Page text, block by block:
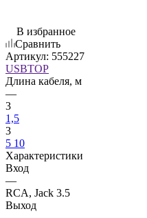
В избранное
Сравнить
Артикул: 555227
USBTOP
Длина кабеля, м
—
3
1,5
3
5 10
Характеристики
Вход
—
RCA, Jack 3.5
Выход